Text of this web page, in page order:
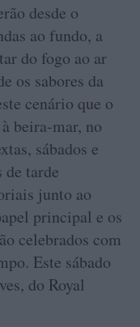
desde o
ao fundo, a
do fogo ao ar
os sabores da
cenário que o
beira-mar, no
sábados e
de tarde
junto ao
principal e os
celebrados com
Este sábado
do Royal